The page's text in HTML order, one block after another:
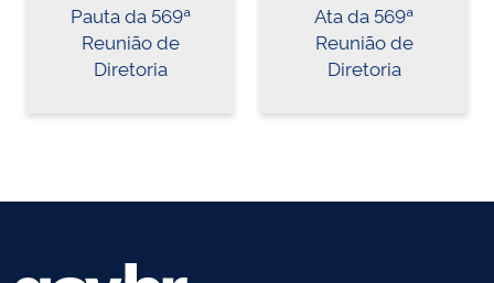
Pauta da 569ª
Reunião de
Diretoria
Ata da 569ª
Reunião de
Diretoria